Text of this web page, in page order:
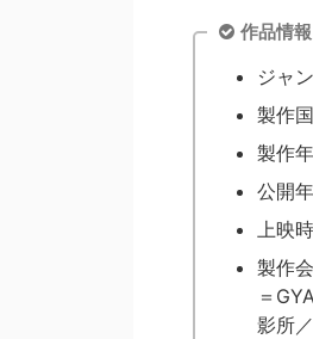
作品情報
ジャ
製作
製作
公開
上映
製作
＝
影所